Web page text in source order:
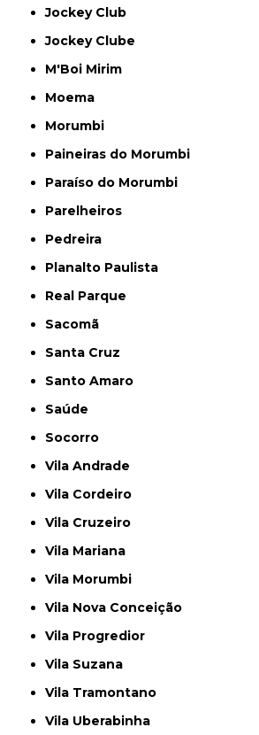
Jockey Club
Jockey Clube
M'Boi Mirim
Moema
Morumbi
Paineiras do Morumbi
Paraíso do Morumbi
Parelheiros
Pedreira
Planalto Paulista
Real Parque
Sacomã
Santa Cruz
Santo Amaro
Saúde
Socorro
Vila Andrade
Vila Cordeiro
Vila Cruzeiro
Vila Mariana
Vila Morumbi
Vila Nova Conceição
Vila Progredior
Vila Suzana
Vila Tramontano
Vila Uberabinha